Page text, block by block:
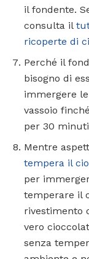
il fondente.
consulta il
ricoperte di
Perché il
bisogno di
immergere
vassoio
per 30
Mentre
tempera il
per
temperare il
rivestimento
vero
senza